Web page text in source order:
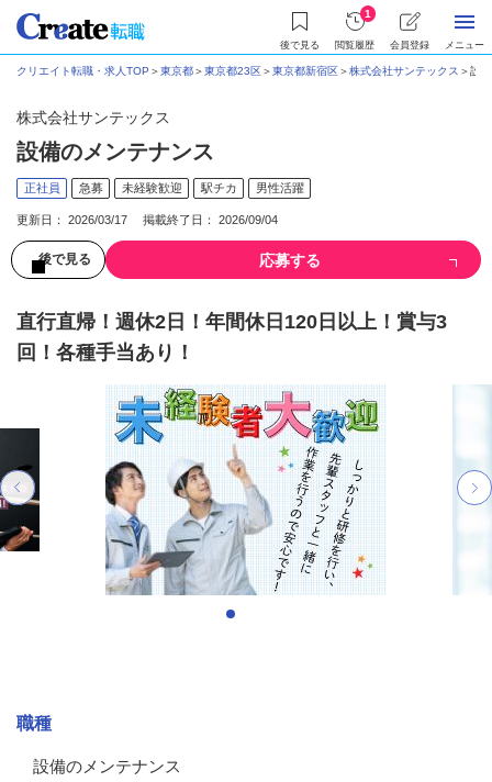
後で見る
1
閲覧履歴 会員登録 メニュー
クリエイト転職・求人TOP ＞東京都＞東京都23区＞東京都新宿区＞株式会社サンテックス ＞設
株式会社サンテックス
設備のメンテナンス
正社員 急募 未経験歓迎 駅チカ 男性活躍
更新日： 2026/03/17 掲載終了日： 2026/09/04
後で見る 応募する
直行直帰！週休2日！年間休日120日以上！賞与3
回！各種手当あり！
職種
設備のメンテナンス